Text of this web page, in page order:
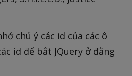
chú ý các id của các ô
id để bắt JQuery ở đằng